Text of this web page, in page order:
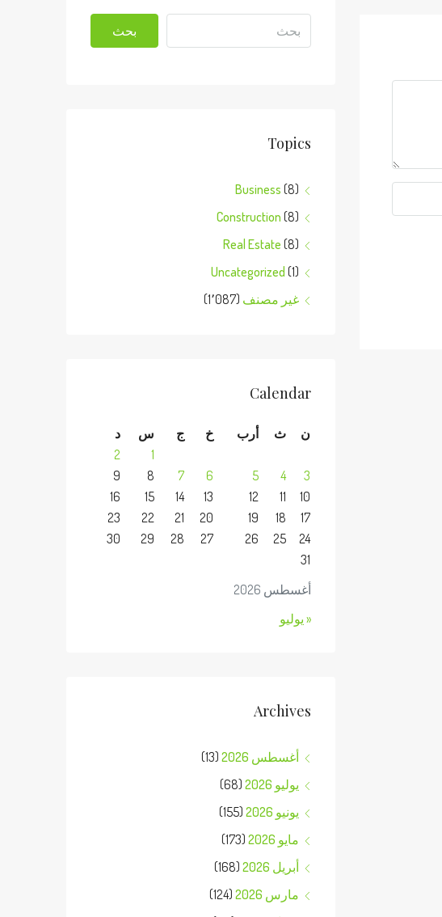
بحث
Topics
Business (8)
Construction (8)
Real Estate (8)
Uncategorized (1)
غير مصنف (1٬087)
Calendar
أغسطس 2026
ن ث أرب خ ج س
د
1
2
3
4
5
6
7
8
9
10
11
12
13
14
15
16
17
18
19
20
21
22
23
24
25
26
27
28
29
30
31
« يوليو
Archives
أغسطس 2026
(13)
يوليو 2026
(68)
يونيو 2026
(155)
مايو 2026
(173)
أبريل 2026
(168)
مارس 2026
(124)